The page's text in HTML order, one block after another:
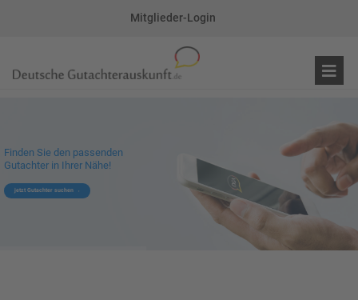
Mitglieder-Login
Finden Sie den passenden
Gutachter in Ihrer Nähe!
jetzt Gutachter suchen